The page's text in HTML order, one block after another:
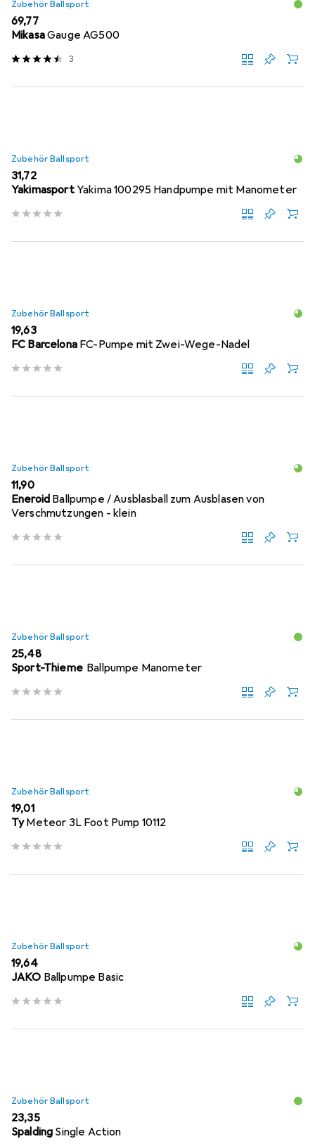
Zubehör Ballsport
EUR
69,77
MikasaGauge AG500
3
Zubehör Ballsport
EUR
31,72
YakimasportYakima 100295 Handpumpe mit Manometer
Zubehör Ballsport
EUR
19,63
FC Barcelona FC-Pumpe mit Zwei-Wege-Nadel
Zubehör Ballsport
EUR
11,90
Eneroid Ballpumpe / Ausblasball zum Ausblasen von
Verschmutzungen - klein
Zubehör Ballsport
EUR
25,48
Sport-Thieme Ballpumpe Manometer
Zubehör Ballsport
EUR
19,01
TyMeteor 3L Foot Pump 10112
Zubehör Ballsport
EUR
19,64
JAKO Ballpumpe Basic
Zubehör Ballsport
EUR
23,35
Spalding Single Action